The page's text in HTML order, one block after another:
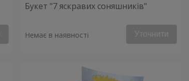
Букет "7 яскравих соняшників"
Немає в наявності Уточнити